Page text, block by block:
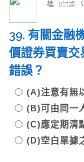
0討論
39. 有關金融
價證券買賣交
錯誤？
(A)注意有無
(B)可由同一
(C)應定期清
(D)空白單據